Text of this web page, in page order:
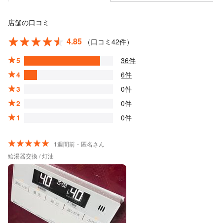
店舗の口コミ
4.85
（口コミ42件）
5
36件
4
6件
3
0件
2
0件
1
0件
1週間前・匿名さん
給湯器交換 / 灯油